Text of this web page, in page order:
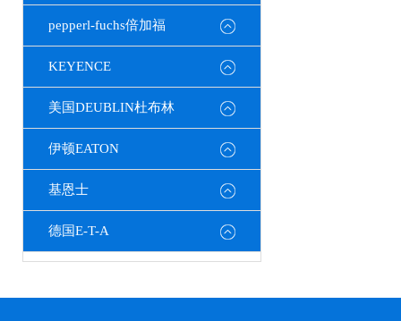
pepperl-fuchs倍加福
KEYENCE
美国DEUBLIN杜布林
伊顿EATON
基恩士
德国E-T-A